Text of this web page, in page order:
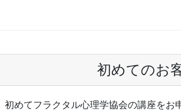
初めてのお
初めてフラクタル心理学協会の講座をお